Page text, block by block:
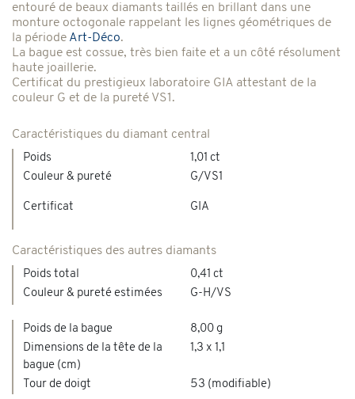
entouré de beaux diamants taillés en brillant dans une
monture octogonale rappelant les lignes géométriques de
la période Art-Déco.
La bague est cossue, très bien faite et a un côté résolument
haute joaillerie.
Certificat du prestigieux laboratoire GIA attestant de la
couleur G et de la pureté VS1.
Caractéristiques du diamant central
Poids
1,01 ct
Couleur & pureté
Certificat
G/VS1
GIA
Caractéristiques des autres diamants
Poids total
0,41 ct
Couleur & pureté estimées
G-H/VS
Poids de la bague
8,00 g
Dimensions de la tête de la
bague (cm)
1,3 x 1,1
Tour de doigt 53 (modifiable)